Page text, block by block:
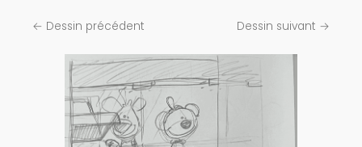
← Dessin précédent Dessin suivant →